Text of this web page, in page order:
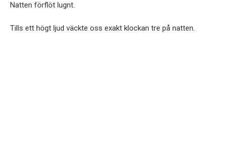
Natten förflöt lugnt.
Tills ett högt ljud väckte oss exakt klockan tre på natten.